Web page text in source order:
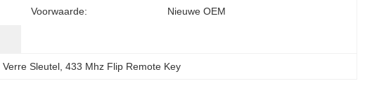
Voorwaarde: Nieuwe OEM
Verre Sleutel , 433 Mhz Flip Remote Key